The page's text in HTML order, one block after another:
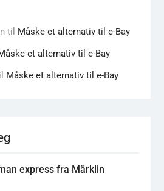
til Måske et alternativ til e-Bay
et alternativ til e-Bay
Måske et alternativ til e-Bay
express fra Märklin